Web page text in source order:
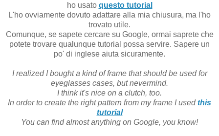
ho usato questo tutorial
L'ho ovviamente dovuto adattare alla mia chiusura, ma l'ho
trovato utile.
Comunque, se sapete cercare su Google, ormai saprete che
potete trovare qualunque tutorial possa servire. Sapere un
po' di inglese aiuta sicuramente.
I realized I bought a kind of frame that should be used for
eyeglasses cases, but nevermind.
I think it's nice on a clutch, too.
In order to create the right pattern from my frame I usedthis
tutorial
You can find almost anything on Google, you know!